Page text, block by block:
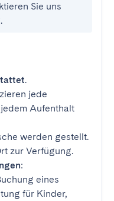
Sie uns
.
.
jede
Aufenthalt
werden gestellt.
zur Verfügung.
:
eines
für Kinder,